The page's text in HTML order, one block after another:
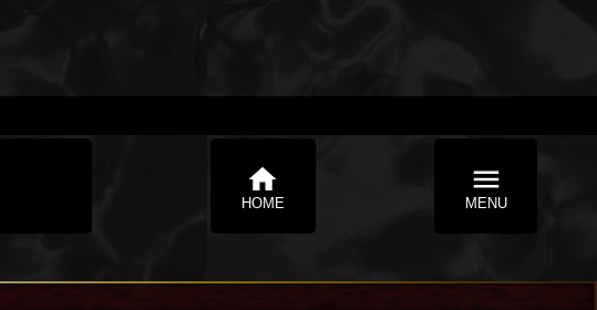
home
HOME
menu
MENU